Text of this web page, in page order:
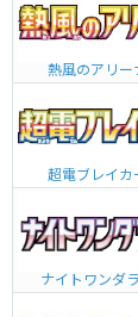
熱風のアリー
超電ブレイカ
ナイトワンダ